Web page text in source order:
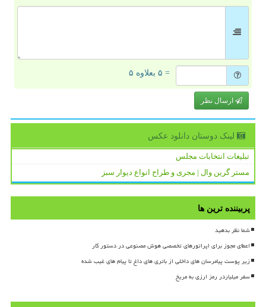
= ۵ بعلاوه ۵
ارسال نظر
لینک دوستان دانلود عكس
تبلیغات انتخابات مجلس
مستر گرین وال | مجری و طراح انواع دیوار سبز
پربیننده ترین ها
شما نظر بدهید
اعطای مجوز برای اپراتورهای تخصصی هوش مصنوعی در دستور کار
زیر پوست پیامرسان های داخلی از باتری های داغ تا پیام های غیب شده
سفر میلیاردر رمز ارزی به مریخ